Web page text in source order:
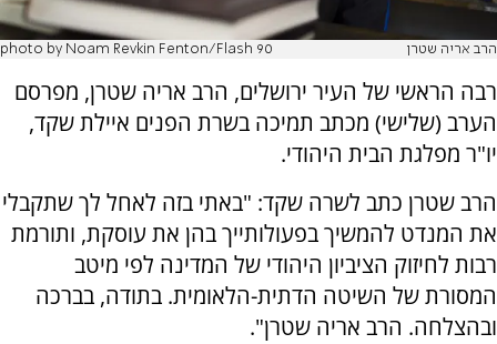
הרב אריה שטרן photo by Noam Revkin Fenton/Flash 90
רבה הראשי של העיר ירושלים, הרב אריה שטרן, מפרסם
הערב (שלישי) מכתב תמיכה בשרת הפנים איילת שקד,
יו"ר מפלגת הבית היהודי.
הרב שטרן כתב לשרה שקד: "באתי בזה לאחל לך שתקבלי
את המנדט להמשיך בפעולותייך בהן את עוסקת, ותורמת
רבות לחיזוק הציביון היהודי של המדינה לפי מיטב
המסורת של השיטה הדתית-הלאומית. בתודה, בברכה
ובהצלחה. הרב אריה שטרן".